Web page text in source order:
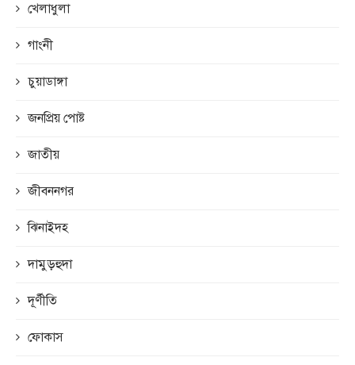
খেলাধুলা
গাংনী
চুয়াডাঙ্গা
জনপ্রিয় পোষ্ট
জাতীয়
জীবননগর
ঝিনাইদহ
দামুড়হুদা
দূর্ণীতি
ফোকাস